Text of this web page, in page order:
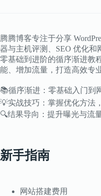
腾腾博客专注于分享
器与主机评测、SEO 优化和
零基础到进阶的循序渐进教
能、增加流量，打造高效专
📚循序渐进：零基础入门到
💡实战技巧：掌握优化方法
🔍结果导向：提升曝光与流
新手指南
网站搭建费用